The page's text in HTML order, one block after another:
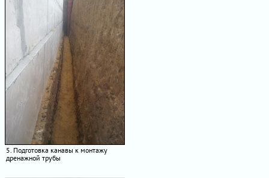
5. Подготовка канавы к монтажу
дренажной трубы